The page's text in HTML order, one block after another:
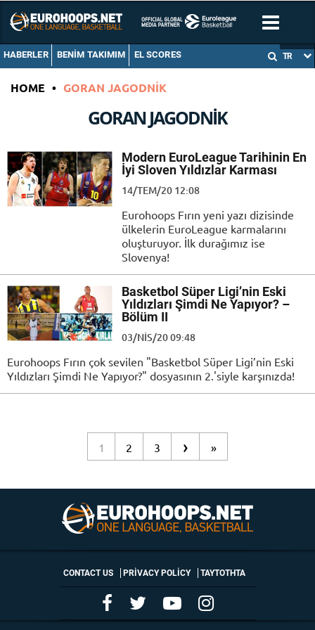
HABERLER BENIM TAKIMIM EL SCORES TR
HOME • GORAN JAGODNIK
GORAN JAGODNIK
Modern EuroLeague Tarihinin En
İyi Sloven Yıldızlar Karması
14/TEM/20 12:08
Eurohoops Fırın yeni yazı dizisinde
ülkelerin EuroLeague karmalarını
oluşturuyor. İlk durağımız ise
Slovenya!
Basketbol Süper Ligi’nin Eski
Yıldızları Şimdi Ne Yapıyor? –
Bölüm II
03/NIS/20 09:48
Eurohoops Fırın çok sevilen "Basketbol Süper Ligi’nin Eski
Yıldızları Şimdi Ne Yapıyor?" dosyasının 2.'siyle karşınızda!
1 2 3 › »
CONTACT US PRIVACY POLICY ΤΑΥΤΟΤΗΤΑ